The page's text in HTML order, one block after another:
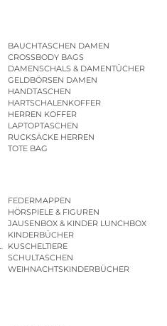
BAUCHTASCHEN DAMEN
CROSSBODY BAGS
DAMENSCHALS & DAMENTÜCHER
GELDBÖRSEN DAMEN
HANDTASCHEN
HARTSCHALENKOFFER
HERREN KOFFER
LAPTOPTASCHEN
RUCKSÄCKE HERREN
TOTE BAG
FEDERMAPPEN
HÖRSPIELE & FIGUREN
JAUSENBOX & KINDER LUNCHBOX
KINDERBÜCHER
| KINDERGARTENBEUTEL
KUSCHELTIERE
SCHULTASCHEN
WEIHNACHTSKINDERBÜCHER